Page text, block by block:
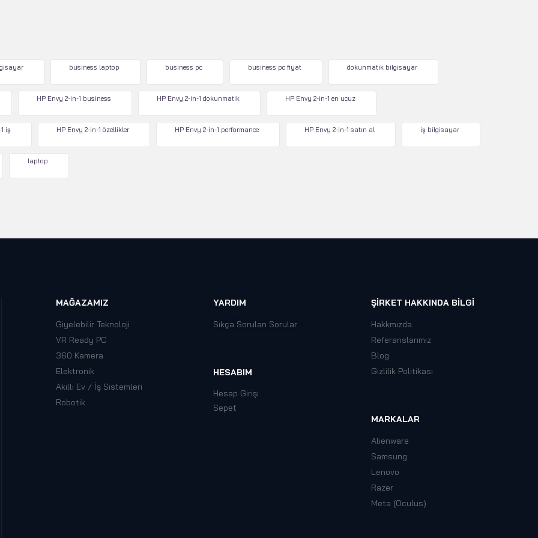
business laptop business pc business pc fiyat dokunmatik bilgisayar
HP Envy 2-in-1 business HP Envy 2-in-1 dokunmatik HP Envy 2-in-1 en ucuz
iş HP Envy 2-in-1 özellikler HP Envy 2-in-1 performance HP Envy 2-in-1 satın al iş bilgisayar
laptop
MAĞAZAMIZ
Giyelebilir Teknoloji
VR Ready PC
360 Kamera
Elektronik
Akıllı Ev / İş Sistemleri
Robotik
YARDIM
Sıkça Sorulan Sorular
HESABIM
Hesap Girişi
Sepet
ŞIRKET HAKKINDA BILGI
Hakkmızda
Referanslarımız
Blog
Gizlilik Politikası
MARKALAR
Alienware
Samsung
Lenovo
Razer
Meta (Oculus)